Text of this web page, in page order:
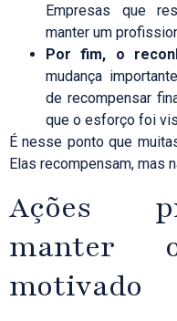
Empresas que
manter um
Por fim, o
mudança
de recompensar
que o esforço foi
É nesse ponto que
Elas recompensam, mas
Ações
manter
motivado